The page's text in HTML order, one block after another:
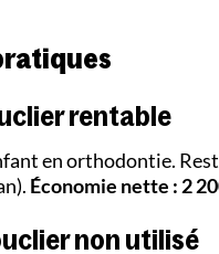
rentable
en orthodontie.
Économie nette : 2
non utilisé